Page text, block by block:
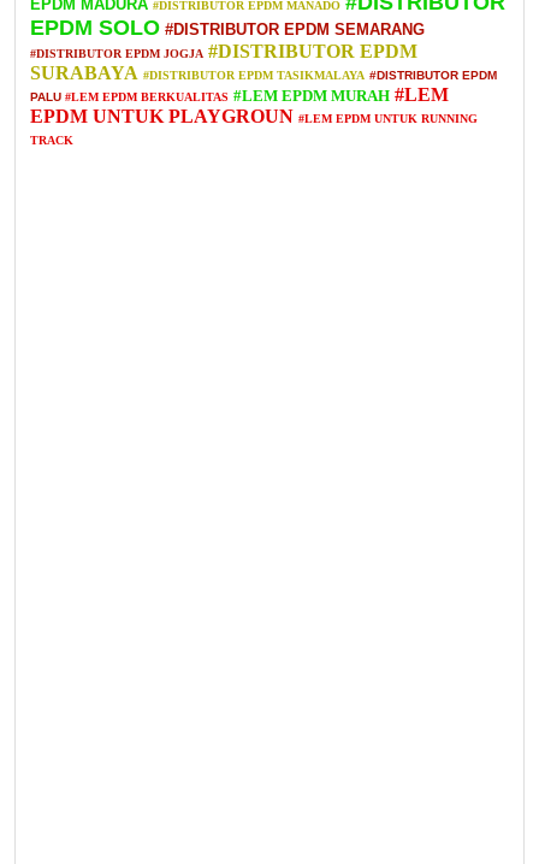
EPDM MADURA #DISTRIBUTOR EPDM MANADO
EPDM SOLO #DISTRIBUTOR EPDM SEMARANG
#DISTRIBUTOR EPDM JOGJA #DISTRIBUTOR EPDM
SURABAYA #DISTRIBUTOR EPDM TASIKMALAYA #DISTRIBUTOR EPDM
PALU #LEM EPDM BERKUALITAS #LEM EPDM MURAH #LEM
EPDM UNTUK PLAYGROUN #LEM EPDM UNTUK RUNNING
TRACK